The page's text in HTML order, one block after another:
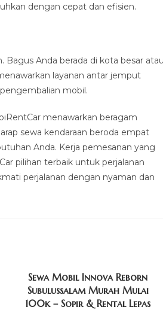
dengan cepat dan efisien.
Bagus Anda berada di kota besar atau
layanan antar jemput
mobil.
menawarkan beragam
sewa kendaraan beroda empat
Anda. Kerja pemesanan yang
pilihan terbaik untuk perjalanan
perjalanan dengan nyaman dan
Sewa Mobil Innova Reborn
Subulussalam Murah Mulai
100k – Sopir & Rental Lepas